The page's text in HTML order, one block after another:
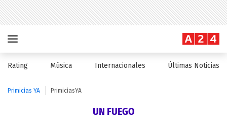
Rating Música Internacionales Últimas Noticias
Primicias YA PrimiciasYA
UN FUEGO